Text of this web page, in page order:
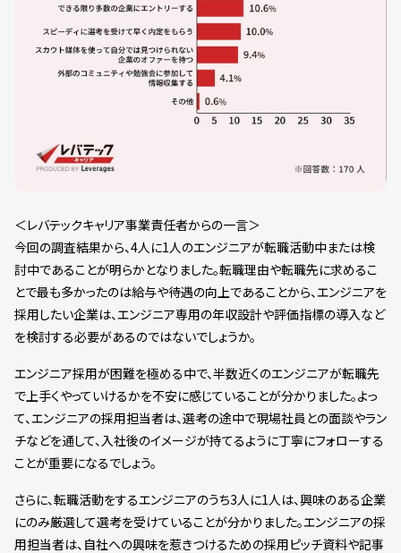
＜レバテックキャリア事業責任者からの一言＞
今回の調査結果から、4人に1人のエンジニアが転職活動中または検
討中であることが明らかとなりました。転職理由や転職先に求めるこ
とで最も多かったのは給与や待遇の向上であることから、エンジニアを
採用したい企業は、エンジニア専用の年収設計や評価指標の導入など
を検討する必要があるのではないでしょうか。
エンジニア採用が困難を極める中で、半数近くのエンジニアが転職先
で上手くやっていけるかを不安に感じていることが分かりました。よっ
て、エンジニアの採用担当者は、選考の途中で現場社員との面談やラン
チなどを通して、入社後のイメージが持てるように丁寧にフォローする
ことが重要になるでしょう。
さらに、転職活動をするエンジニアのうち3人に1人は、興味のある企業
にのみ厳選して選考を受けていることが分かりました。エンジニアの採
用担当者は、自社への興味を惹きつけるための採用ピッチ資料や記事